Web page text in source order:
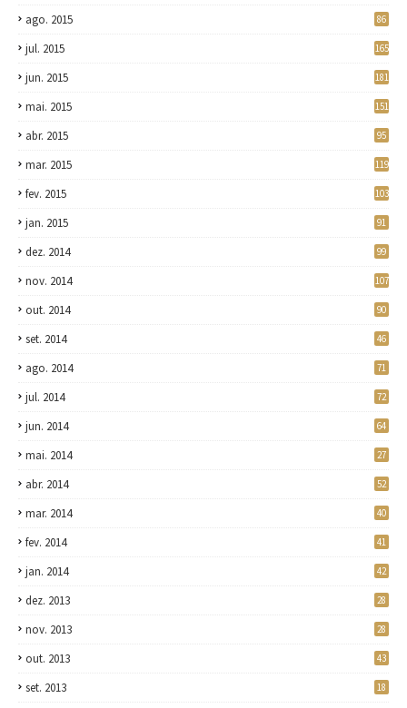
ago. 2015 86
jul. 2015 165
jun. 2015 181
mai. 2015 151
abr. 2015 95
mar. 2015 119
fev. 2015 103
jan. 2015 91
dez. 2014 99
nov. 2014 107
out. 2014 90
set. 2014 46
ago. 2014 71
jul. 2014 72
jun. 2014 64
mai. 2014 27
abr. 2014 52
mar. 2014 40
fev. 2014 41
jan. 2014 42
dez. 2013 28
nov. 2013 28
out. 2013 43
set. 2013 18